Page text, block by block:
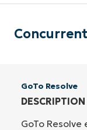
GoTo Resolve
GoTo Resolve